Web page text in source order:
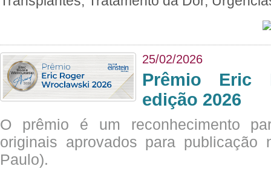
25/02/2026
Prêmio Eric
edição 2026
O prêmio é um reconhecimento
originais aprovados para publicação
Paulo).